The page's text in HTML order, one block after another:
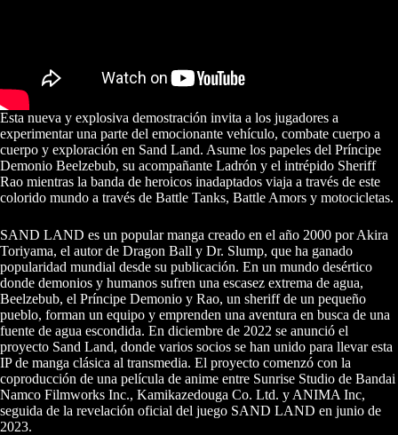
Esta nueva y explosiva demostración invita a los jugadores a
experimentar una parte del emocionante vehículo, combate cuerpo a
cuerpo y exploración en Sand Land. Asume los papeles del Príncipe
Demonio Beelzebub, su acompañante Ladrón y el intrépido Sheriff
Rao mientras la banda de heroicos inadaptados viaja a través de este
colorido mundo a través de Battle Tanks, Battle Amors y motocicletas.
SAND LAND es un popular manga creado en el año 2000 por Akira
Toriyama, el autor de Dragon Ball y Dr. Slump, que ha ganado
popularidad mundial desde su publicación. En un mundo desértico
donde demonios y humanos sufren una escasez extrema de agua,
Beelzebub, el Príncipe Demonio y Rao, un sheriff de un pequeño
pueblo, forman un equipo y emprenden una aventura en busca de una
fuente de agua escondida. En diciembre de 2022 se anunció el
proyecto Sand Land, donde varios socios se han unido para llevar esta
IP de manga clásica al transmedia. El proyecto comenzó con la
coproducción de una película de anime entre Sunrise Studio de Bandai
Namco Filmworks Inc., Kamikazedouga Co. Ltd. y ANIMA Inc,
seguida de la revelación oficial del juego SAND LAND en junio de
2023.